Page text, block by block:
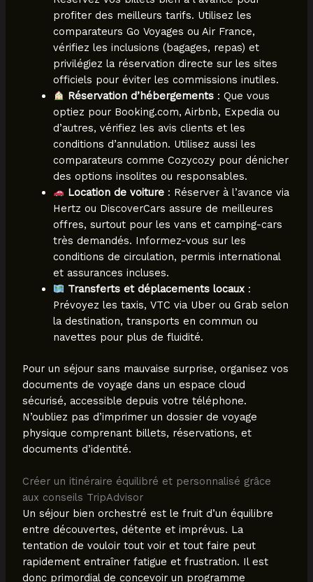
profiter des meilleurs tarifs. Utilisez les
comparateurs Go Voyages ou Air France,
vérifiez les inclusions (bagages, repas) et
privilégiez la réservation directe sur les sites
officiels pour éviter les commissions inutiles.
Réservation d’hébergements : Que vous
optiez pour Booking.com, Airbnb, Expedia ou
d’autres, vérifiez les avis clients et les
conditions d’annulation. Utilisez aussi les
comparateurs comme Cozycozy pour dénicher
des options insolites ou responsables.
Location de voiture : Réserver à l’avance via
Hertz ou DiscoverCars assure de meilleures
offres, surtout pour les vans et camping-cars
très demandés. Informez-vous sur les
conditions de circulation, permis international
et assurances incluses.
Transferts et déplacements locaux :
Prévoyez les taxis, VTC via Uber ou Grab selon
la destination, transports en commun ou
navettes pour plus de fluidité.
Pour un séjour sans mauvaise surprise, organisez vos
documents de voyage dans un espace cloud
sécurisé, accessible depuis votre téléphone.
N’oubliez pas d’imprimer un dossier de voyage
physique comprenant billets, réservations, et
documents d’identité.
Créer un itinéraire équilibré et personnalisé grâce
aux conseils TripAdvisor
Un séjour bien orchestré est le fruit d’un équilibre
entre découvertes, détente et imprévus. La
tentation de vouloir tout voir et tout faire peut
rapidement entraîner fatigue et frustration. Il est
donc primordial de concevoir un programme